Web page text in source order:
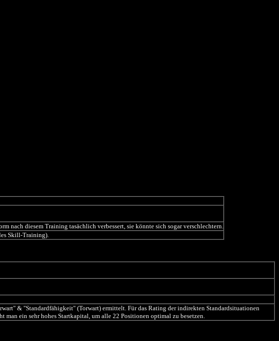
nach diesem Training tasächlich verbessert, sie könnte sich sogar verschlechtern.
Skill-Training).
& "Standardfähigkeit" (Torwart) ermittelt. Für das Rating der indirekten Standardsituationen
man ein sehr hohes Startkapital, um alle 22 Positionen optimal zu besetzen.